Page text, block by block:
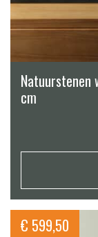
Natuurstenen
cm
€ 599,50